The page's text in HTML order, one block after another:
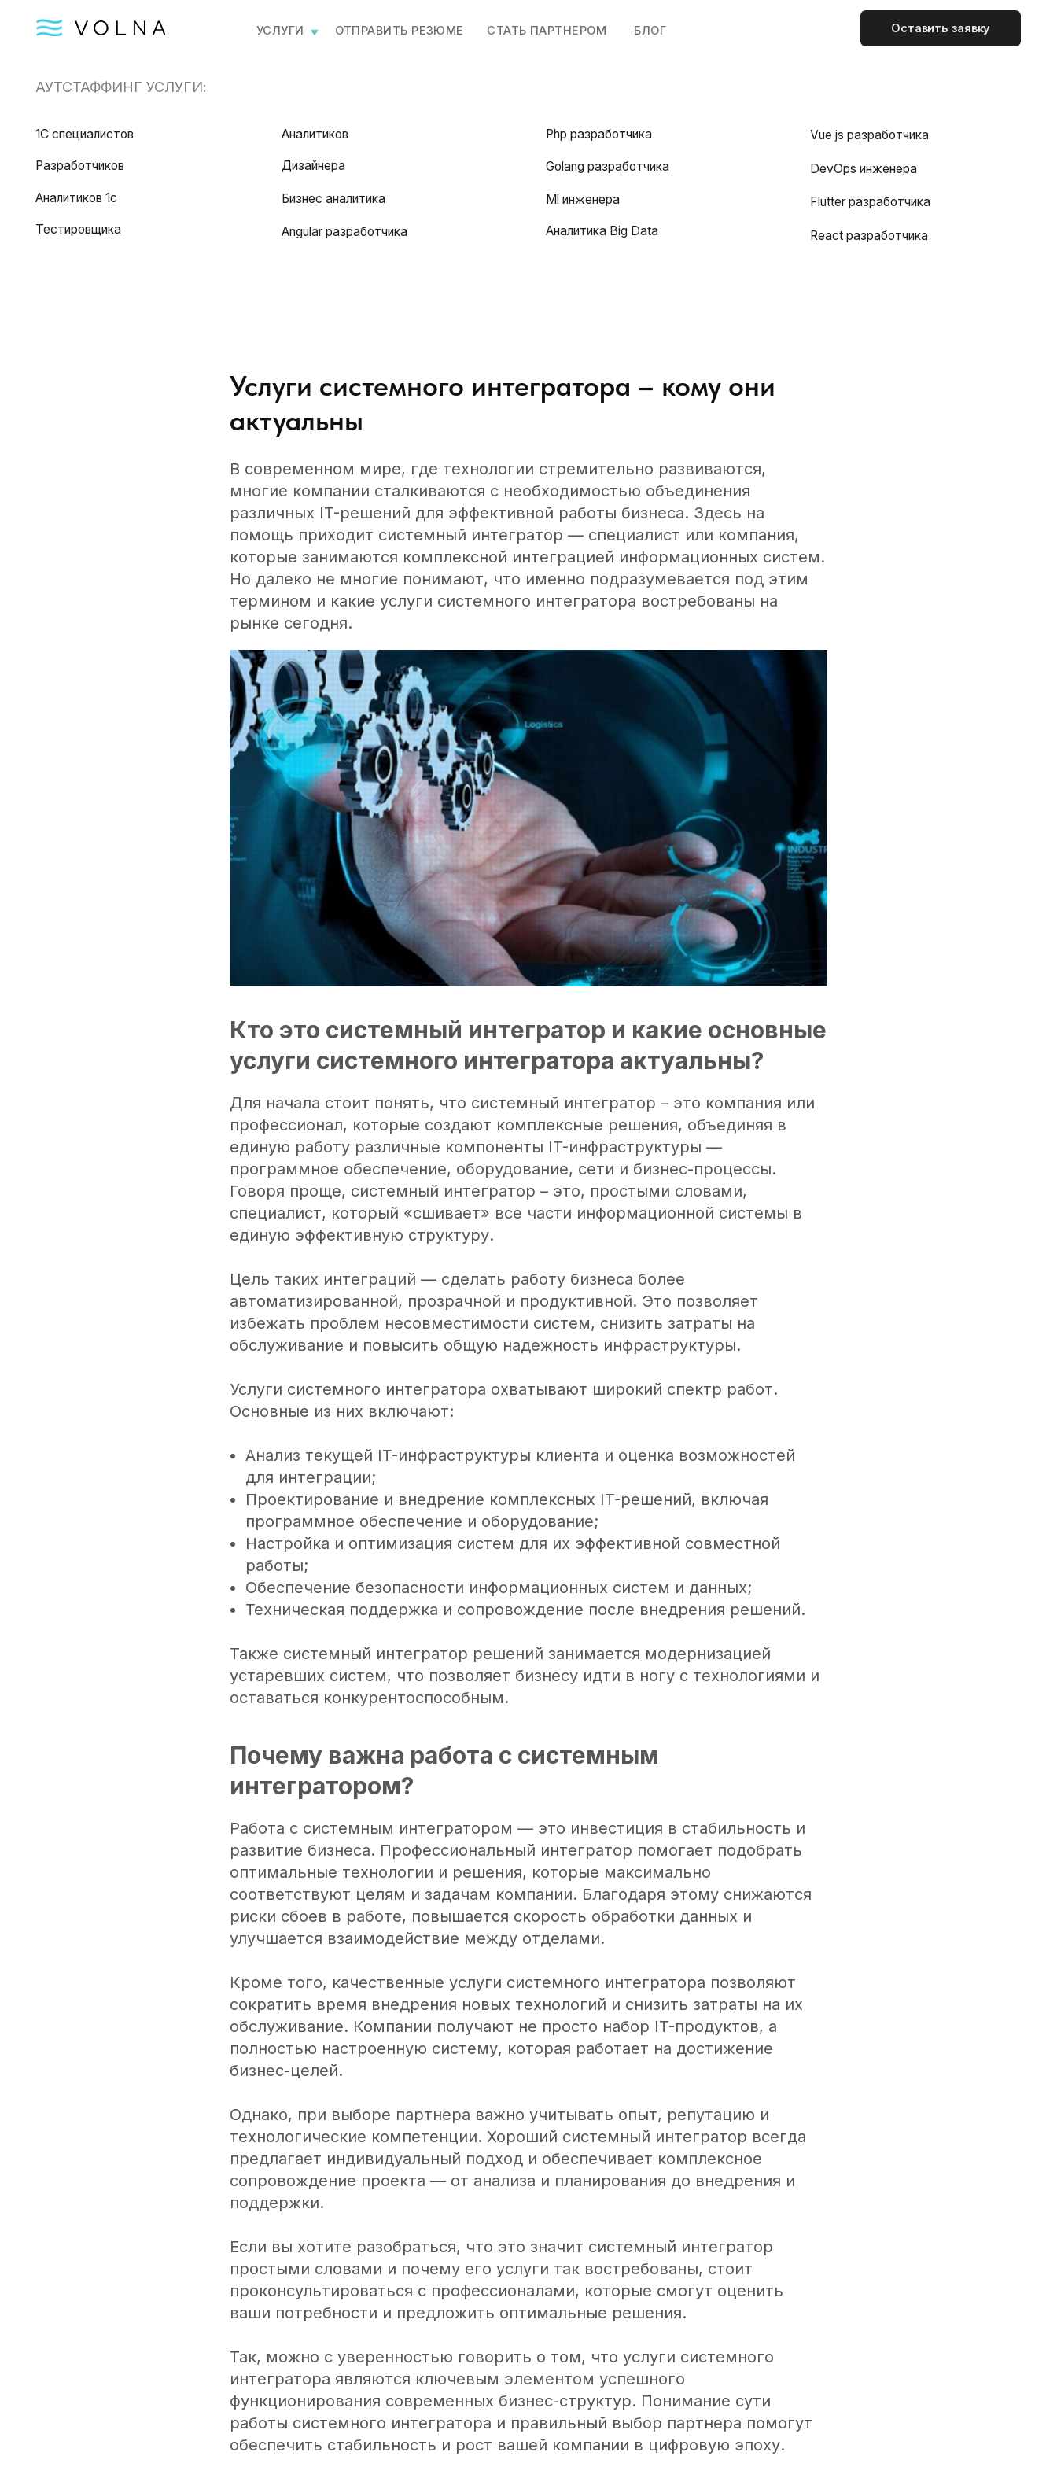
ОТПРАВИТЬ РЕЗЮМЕ СТАТЬ ПАРТНЕРОМ БЛОГ
УСЛУГИ
Аналитиков 1с
Тестировщика Angular разработчика Аналитика Big Data React разработчика
Услуги системного интегратора – кому они
актуальны
В современном мире, где технологии стремительно развиваются,
многие компании сталкиваются с необходимостью объединения
различных IT-решений для эффективной работы бизнеса. Здесь на
помощь приходит системный интегратор — специалист или компания,
которые занимаются комплексной интеграцией информационных систем.
Но далеко не многие понимают, что именно подразумевается под этим
термином и какие услуги системного интегратора востребованы на
рынке сегодня.
Кто это системный интегратор и какие основные
услуги системного интегратора актуальны?
Для начала стоит понять, что системный интегратор – это компания или
профессионал, которые создают комплексные решения, объединяя в
единую работу различные компоненты IT-инфраструктуры —
программное обеспечение, оборудование, сети и бизнес-процессы.
Говоря проще, системный интегратор – это, простыми словами,
специалист, который «сшивает» все части информационной системы в
единую эффективную структуру.
Цель таких интеграций — сделать работу бизнеса более
автоматизированной, прозрачной и продуктивной. Это позволяет
избежать проблем несовместимости систем, снизить затраты на
обслуживание и повысить общую надежность инфраструктуры.
Услуги системного интегратора охватывают широкий спектр работ.
Основные из них включают:
Анализ текущей IT-инфраструктуры клиента и оценка возможностей
для интеграции;
Проектирование и внедрение комплексных IT-решений, включая
программное обеспечение и оборудование;
Настройка и оптимизация систем для их эффективной совместной
работы;
Обеспечение безопасности информационных систем и данных;
Техническая поддержка и сопровождение после внедрения решений.
Также системный интегратор решений занимается модернизацией
устаревших систем, что позволяет бизнесу идти в ногу с технологиями и
оставаться конкурентоспособным.
Почему важна работа с системным
интегратором?
Работа с системным интегратором — это инвестиция в стабильность и
развитие бизнеса. Профессиональный интегратор помогает подобрать
оптимальные технологии и решения, которые максимально
соответствуют целям и задачам компании. Благодаря этому снижаются
риски сбоев в работе, повышается скорость обработки данных и
улучшается взаимодействие между отделами.
Кроме того, качественные услуги системного интегратора позволяют
сократить время внедрения новых технологий и снизить затраты на их
обслуживание. Компании получают не просто набор IT-продуктов, а
полностью настроенную систему, которая работает на достижение
бизнес-целей.
Однако, при выборе партнера важно учитывать опыт, репутацию и
технологические компетенции. Хороший системный интегратор всегда
предлагает индивидуальный подход и обеспечивает комплексное
сопровождение проекта — от анализа и планирования до внедрения и
поддержки.
Если вы хотите разобраться, что это значит системный интегратор
простыми словами и почему его услуги так востребованы, стоит
проконсультироваться с профессионалами, которые смогут оценить
ваши потребности и предложить оптимальные решения.
Так, можно с уверенностью говорить о том, что услуги системного
интегратора являются ключевым элементом успешного
функционирования современных бизнес-структур. Понимание сути
работы системного интегратора и правильный выбор партнера помогут
обеспечить стабильность и рост вашей компании в цифровую эпоху.